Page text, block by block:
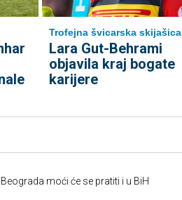
Trofejna švicarska skijašica
Lara Gut-Behrami
objavila kraj bogate
karijere
moći će se pratiti i u BiH